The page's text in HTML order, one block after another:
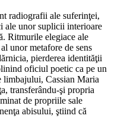
radiografii ale suferinţei,
ale unor suplicii interioare
Ritmurile elegiace ale
unor metafore de sens
pierderea identităţii
oficiul poetic ca pe un
limbajului, Cassian Maria
transferându-şi propria
de propriile sale
abisului, ştiind că